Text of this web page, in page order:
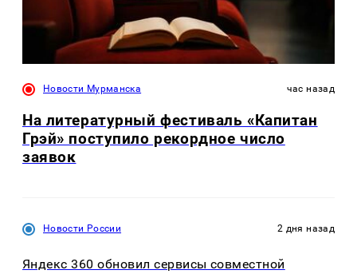
Новости Мурманска час назад
На литературный фестиваль «Капитан
Грэй» поступило рекордное число
заявок
Новости России 2 дня назад
Яндекс 360 обновил сервисы совместной